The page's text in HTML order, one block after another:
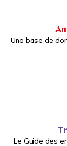
Une base de
Le Guide des